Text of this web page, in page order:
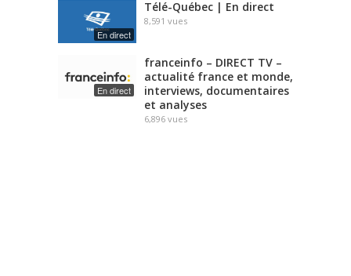
En direct
Télé-Québec | En direct
8,591 vues
En direct
franceinfo – DIRECT TV –
actualité france et monde,
interviews, documentaires
et analyses
6,896 vues